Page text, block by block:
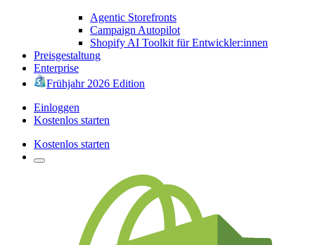
Agentic Storefronts
Campaign Autopilot
Shopify AI Toolkit für Entwickler:innen
Preisgestaltung
Enterprise
Frühjahr 2026 Edition
Einloggen
Kostenlos starten
Kostenlos starten